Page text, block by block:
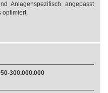
Anlagenspezifisch angepasst
optimiert.
300.000.000